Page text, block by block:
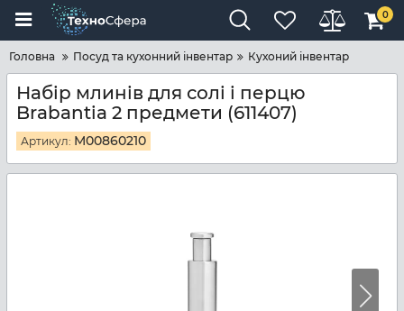
0
Головна Посуд та кухонний інвентар Кухоний інвентар
Набір млинів для солі і перцю
Brabantia 2 предмети (611407)
Артикул: M00860210